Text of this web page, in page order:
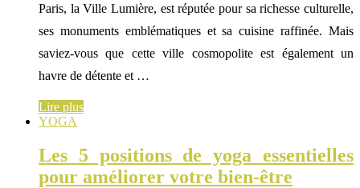
Paris, la Ville Lumière, est réputée pour sa richesse culturelle,
ses monuments emblématiques et sa cuisine raffinée. Mais
saviez-vous que cette ville cosmopolite est également un
havre de détente et …
Lire plus
YOGA
Les 5 positions de yoga essentielles
pour améliorer votre bien-être